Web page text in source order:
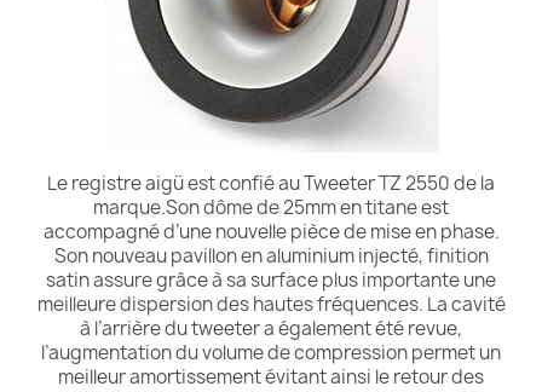
Le registre aigü est confié au Tweeter TZ 2550 de la
marque.Son dôme de 25mm en titane est
accompagné d’une nouvelle pièce de mise en phase.
Son nouveau pavillon en aluminium injecté, finition
satin assure grâce à sa surface plus importante une
meilleure dispersion des hautes fréquences. La cavité
à l’arrière du tweeter a également été revue,
l’augmentation du volume de compression permet un
meilleur amortissement évitant ainsi le retour des